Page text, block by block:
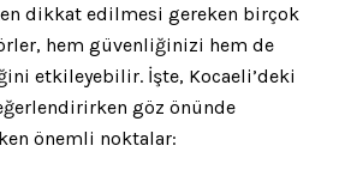
dikkat edilmesi gereken birçok
hem güvenliğinizi hem de
etkileyebilir. İşte, Kocaeli’deki
göz önünde
önemli noktalar: